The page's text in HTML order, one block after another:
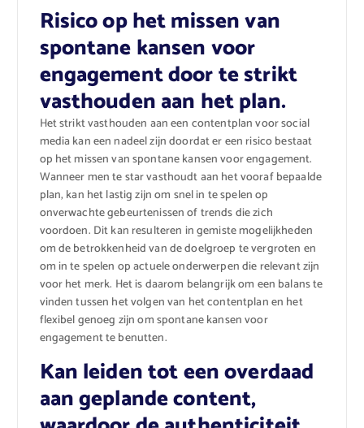
Risico op het missen van
spontane kansen voor
engagement door te strikt
vasthouden aan het plan.
Het strikt vasthouden aan een contentplan voor social
media kan een nadeel zijn doordat er een risico bestaat
op het missen van spontane kansen voor engagement.
Wanneer men te star vasthoudt aan het vooraf bepaalde
plan, kan het lastig zijn om snel in te spelen op
onverwachte gebeurtenissen of trends die zich
voordoen. Dit kan resulteren in gemiste mogelijkheden
om de betrokkenheid van de doelgroep te vergroten en
om in te spelen op actuele onderwerpen die relevant zijn
voor het merk. Het is daarom belangrijk om een balans te
vinden tussen het volgen van het contentplan en het
flexibel genoeg zijn om spontane kansen voor
engagement te benutten.
Kan leiden tot een overdaad
aan geplande content,